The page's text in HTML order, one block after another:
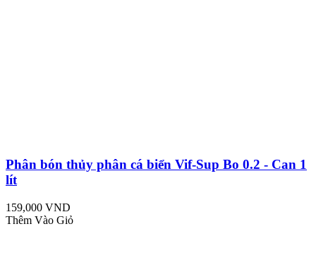
Phân bón thủy phân cá biển Vif-Sup Bo 0.2 - Can 1
lít
159,000 VND
Thêm Vào Giỏ